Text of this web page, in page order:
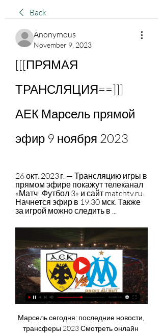
Back
Anonymous
November 9, 2023
[[[ПРЯМАЯ
ТРАНСЛЯЦИЯ==]]]
АЕК Марсель прямой
эфир 9 ноября 2023
26 окт. 2023 г. — Трансляцию игры в
прямом эфире покажут телеканал
«Матч! Футбол 3» и сайт matchtv.ru.
Начнется эфир в 19.30 мск. Также
за игрой можно следить в ...
Марсель сегодня: последние новости,
трансферы 2023 Смотреть онлайн